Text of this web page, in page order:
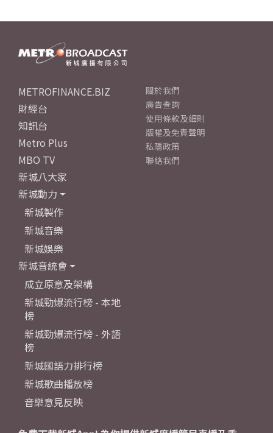
METROFINANCE.BIZ
財經台
知訊台
Metro Plus
MBO TV
新城八大家
新城動力
新城製作
新城音樂
新城娛樂
新城音統會
成立原意及架構
新城勁爆流行榜 - 本地
榜
新城勁爆流行榜 - 外語
榜
新城國語力排行榜
新城歌曲播放榜
音樂意見反映
關於我們
廣告查詢
使用條款及細則
版權及免責聲明
私隱政策
聯絡我們